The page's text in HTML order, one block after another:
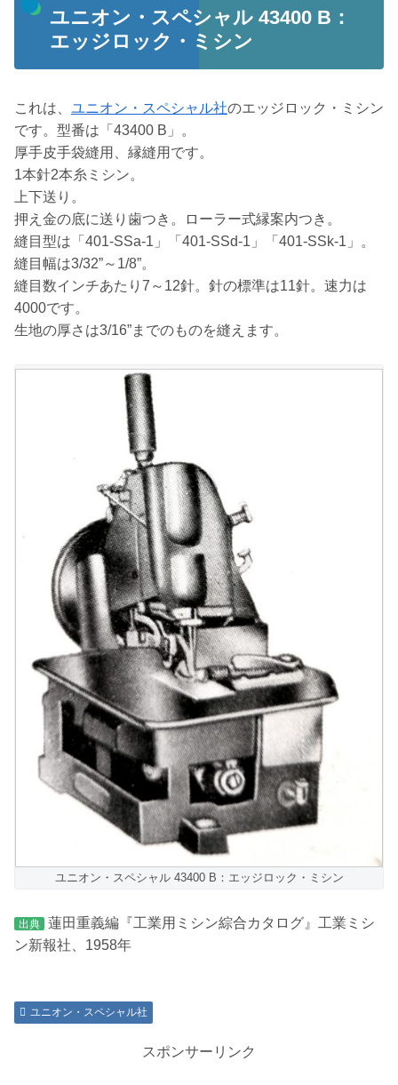
ユニオン・スペシャル 43400 B：
エッジロック・ミシン
これは、 ユニオン・スペシャル社のエッジロック・ミシン
です。型番は「43400 B」。
厚手皮手袋縫用、縁縫用です。
1本針2本糸ミシン。
上下送り。
押え金の底に送り歯つき。ローラー式縁案内つき。
縫目型は「401-SSa-1」「401-SSd-1」「401-SSk-1」。
縫目幅は3/32”～1/8”。
縫目数インチあたり7～12針。針の標準は11針。速力は
4000です。
生地の厚さは3/16”までのものを縫えます。
ユニオン・スペシャル 43400 B：エッジロック・ミシン
出典
蓮田重義編『工業用ミシン綜合カタログ』工業ミシ
ン新報社、1958年
ユニオン・スペシャル社
スポンサーリンク